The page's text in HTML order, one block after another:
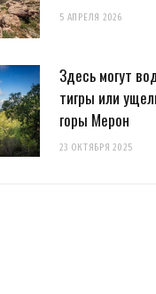
5 АПРЕЛЯ 2026
Здесь могут
тигры или
горы Мерон
23 ОКТЯБРЯ 2025